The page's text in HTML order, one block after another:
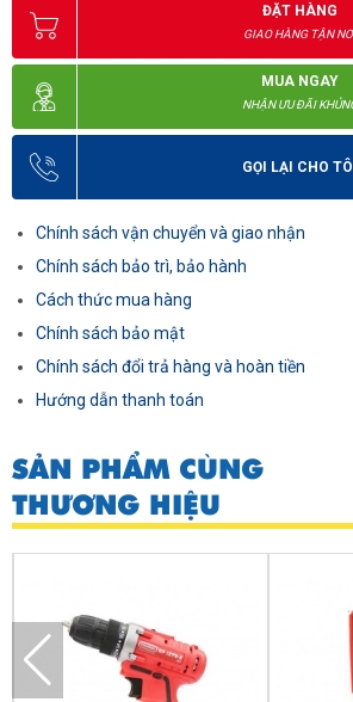
ĐẶT HÀNG
GIAO HÀNG TẬN
MUA NGAY
NHẬN ƯU ĐÃI
GỌI LẠI CHO TÔI
Chính sách vận chuyển và giao nhận
Chính sách bảo trì, bảo hành
Cách thức mua hàng
Chính sách bảo mật
Chính sách đổi trả hàng và hoàn tiền
Hướng dẫn thanh toán
SẢN PHẨM CÙNG
THƯƠNG HIỆU